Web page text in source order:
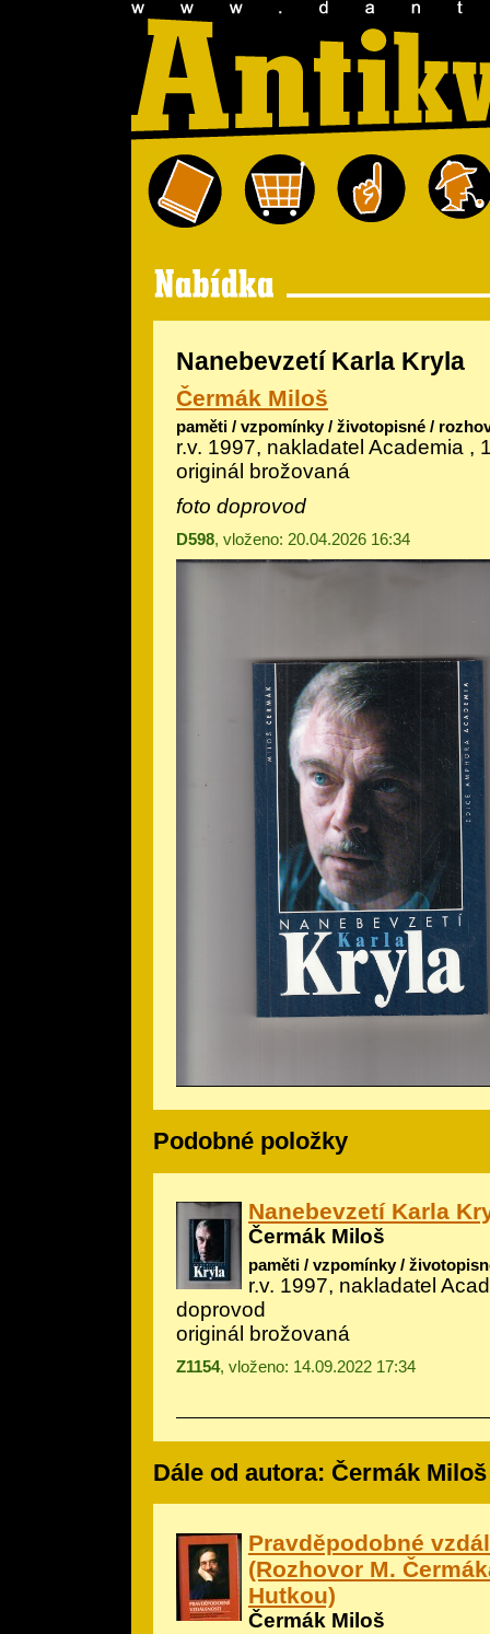
Nanebevzetí Karla Kryla
Čermák Miloš
paměti / vzpomínky / životopisné /
r.v. 1997, nakladatel Academia ,
originál brožovaná
foto doprovod
D598, vloženo: 20.04.2026 16:34
Podobné položky
Nanebevzetí Karla
Čermák Miloš
paměti / vzpomínky /
r.v. 1997, nakladatel
doprovod
originál brožovaná
Z1154, vloženo: 14.09.2022 17:34
Dále od autora: Čermák Miloš
Pravděpodobné
(Rozhovor M.
Hutkou)
Čermák Miloš